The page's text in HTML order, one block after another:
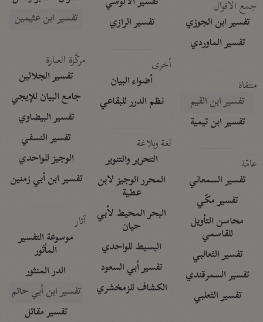
جمع الأقوال
تفسير ابن الجوزي
تفسير الماوردي
منتقاة
تفسير ابن القيم
تفسير ابن تيمية
عامّة
تفسير السمعاني
تفسير مكّي
محاسن التأويل
للقاسمي
تفسير الثعالبي
تفسير السمرقندي
تفسير الثعلبي
تفسير الرازي
أخرى
أضواء البيان
نظم الدرر للبقاعي
لغة وبلاغة
التحرير والتنوير
المحرر الوجيز لابن
عطية
البحر المحيط لأبي
حيان
البسيط للواحدي
تفسير أبي السعود
الكشاف للزمخشري
تفسير ابن عثيمين
مركَّزة العبارة
تفسير الجلالين
جامع البيان للإيجي
تفسير البيضاوي
تفسير النسفي
الوجيز للواحدي
تفسير ابن أبي زمنين
آثار
موسوعة التفسير
المأثور
الدر المنثور
تفسير ابن أبي حاتم
تفسير مقاتل